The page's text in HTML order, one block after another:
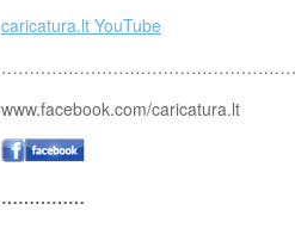
caricatura.lt YouTube
www.facebook.com/caricatura.lt
……………